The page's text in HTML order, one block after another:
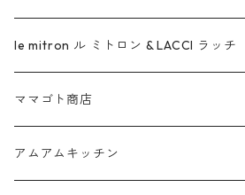
le mitron ル ミトロン & LACCI ラッチ
ママゴト商店
アムアムキッチン